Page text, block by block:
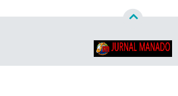
Copyright ©2026Jurnal Manado -